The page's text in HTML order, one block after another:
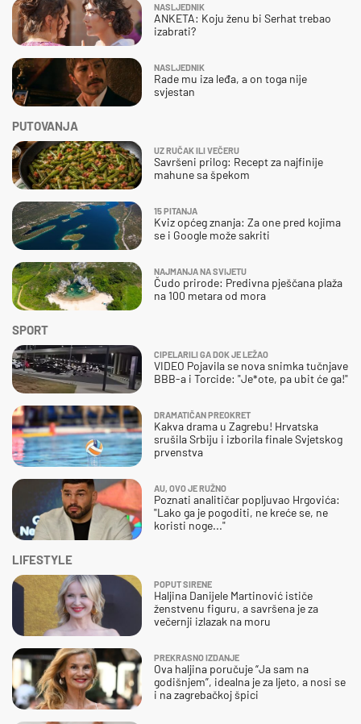
SPORT
CIPELARILI GA DOK JE LEŽAO
VIDEO Pojavila se nova snimka tučnjave
BBB-a i Torcide: "Je*ote, pa ubit će ga!"
DRAMATIČAN PREOKRET
Kakva drama u Zagrebu! Hrvatska
srušila Srbiju i izborila finale Svjetskog
prvenstva
AU, OVO JE RUŽNO
Poznati analitičar popljuvao Hrgovića:
"Lako ga je pogoditi, ne kreće se, ne
koristi noge..."
NASLJEDNIK
ANKETA: Koju ženu bi Serhat trebao
izabrati?
NASLJEDNIK
Rade mu iza leđa, a on toga nije
svjestan
PUTOVANJA
UZ RUČAK ILI VEČERU
Savršeni prilog: Recept za najfinije
mahune sa špekom
15 PITANJA
Kviz općeg znanja: Za one pred kojima
se i Google može sakriti
NAJMANJA NA SVIJETU
Čudo prirode: Predivna pješčana plaža
na 100 metara od mora
LIFESTYLE
POPUT SIRENE
Haljina Danijele Martinović ističe
ženstvenu figuru, a savršena je za
večernji izlazak na moru
PREKRASNO IZDANJE
Ova haljina poručuje “Ja sam na
godišnjem”, idealna je za ljeto, a nosi se
i na zagrebačkoj špici